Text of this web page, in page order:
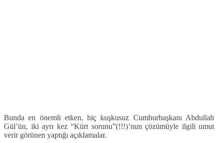
Bunda en önemli etken, hiç kuşkusuz Cumhurbaşkanı Abdullah
Gül’ün, iki ayrı kez “Kürt sorunu”(!!!)’nun çözümüyle ilgili umut
verir görünen yaptığı açıklamalar.